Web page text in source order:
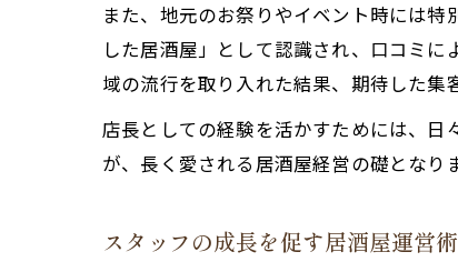
また、地元のお祭りやイベント時には
した居酒屋」として認識され、口コミ
域の流行を取り入れた結果、期待した集
店長としての経験を活かすためには、
が、長く愛される居酒屋経営の礎となりま
スタッフの成長を促す居酒屋運営